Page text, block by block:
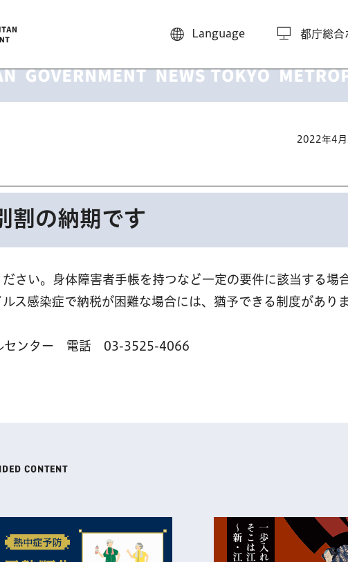
Language 都庁総合
2022年4
割の納期です
さい。身体障害者手帳を持つなど一定の要件に該当する場
ス感染症で納税が困難な場合には、猶予できる制度があり
センター 電話 03-3525-4066